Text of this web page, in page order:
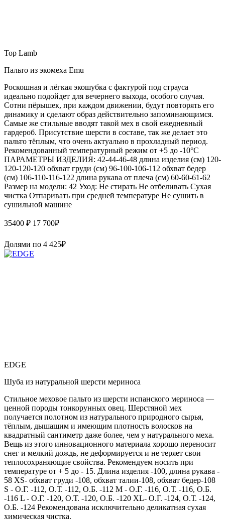
Top Lamb
Пальто из экомеха Emu
Роскошная и лёгкая экошубка с фактурой под страуса
идеально подойдет для вечернего выхода, особого случая.
Сотни пёрышек, при каждом движении, будут повторять его
динамику и сделают образ действительно запоминающимся.
Самые же стильные вводят такой мех в свой ежедневный
гардероб. Присутствие шерсти в составе, так же делает это
пальто тёплым, что очень актуально в прохладный период.
Рекомендованный температурный режим от +5 до -10°С
ПАРАМЕТРЫ ИЗДЕЛИЯ: 42-44-46-48 длина изделия (см) 120-
120-120-120 обхват груди (см) 96-100-106-112 обхват бедер
(см) 106-110-116-122 длина рукава от плеча (см) 60-60-61-62
Размер на модели: 42 Уход: Не стирать Не отбеливать Сухая
чистка Отпаривать при средней температуре Не сушить в
сушильной машине
35400 ₽ 17 700₽
Долями по 4 425₽
EDGE
Шуба из натуральной шерсти мериноса
Стильное меховое пальто из шерсти испанского мериноса —
ценной породы тонкорунных овец. Шерстяной мех
получается полотном из натурального природного сырья,
тёплым, дышащим и имеющим плотность волосков на
квадратный сантиметр даже более, чем у натурального меха.
Вещь из этого инновационного материала хорошо переносит
снег и мелкий дождь, не деформируется и не теряет свои
теплосохраняющие свойства. Рекомендуем носить при
температуре от + 5 до - 15. Длина изделия -100, длина рукава -
58 XS- обхват груди -108, обхват талии-108, обхват бедер-108
S - О.Г. -112, О.Т. -112, О.Б. -112 M - О.Г. -116, О.Т. -116, О.Б.
-116 L - О.Г. -120, О.Т. -120, О.Б. -120 XL- О.Г. -124, О.Т. -124,
О.Б. -124 Рекомендована исключительно деликатная сухая
химическая чистка.